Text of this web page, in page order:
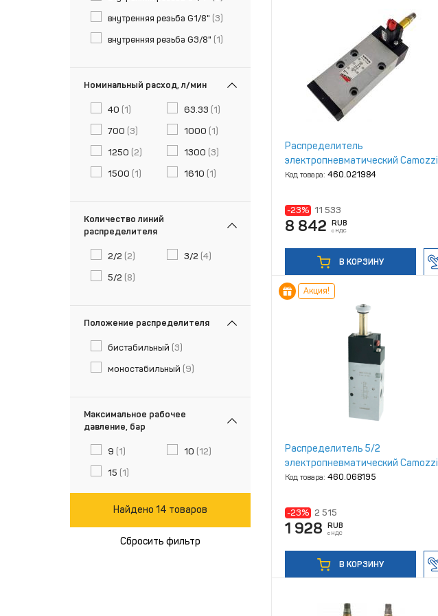
внутренняя резьба G1/8" (3)
внутренняя резьба G3/8" (1)
Номинальный расход, л/мин
40 (1) 63.33 (1)
700 (3) 1000 (1)
1250 (2) 1300 (3)
1500 (1) 1610 (1)
Количество линий
распределителя
2/2 (2) 3/2 (4)
5/2 (8)
Положение распределителя
бистабильный (3)
моностабильный (9)
Максимальное рабочее
давление, бар
9 (1) 10 (12)
15 (1)
Найдено 14 товаров
Сбросить фильтр
Распределитель
электропневматический Camozzi
952‑000‑P16‑23IL
Код товара: 460.021984
-23% 11 533
8 842 RUB
с НДС
В КОРЗИНУ
Акция!
Распределитель 5/2
электропневматический Camozzi
3N54‑015‑02 моностабильный
Код товара: 460.068195
-23% 2 515
1 928 RUB
с НДС
В КОРЗИНУ